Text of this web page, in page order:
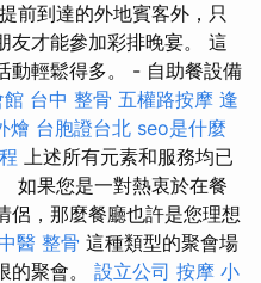
前到達的外地賓客外，只
友才能參加彩排晚宴。 這
動輕鬆得多。 - 自助餐設備
館 台中 整骨 五權路按摩 逢
燴 台胞證台北 seo是什麼
上述所有元素和服務均已
如果您是一對熱衷於在餐
侶，那麼餐廳也許是您理想
醫 整骨 這種類型的聚會場
的聚會。 設立公司 按摩 小